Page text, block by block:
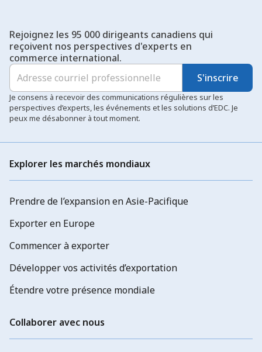
Rejoignez les 95 000 dirigeants canadiens qui
reçoivent nos perspectives d'experts en
commerce international.
S'inscrire
Je consens à recevoir des communications régulières sur les
perspectives d’experts, les événements et les solutions d’EDC. Je
peux me désabonner à tout moment.
Explorer les marchés mondiaux
Prendre de l’expansion en Asie-Pacifique
Exporter en Europe
Commencer à exporter
Développer vos activités d’exportation
Étendre votre présence mondiale
Collaborer avec nous